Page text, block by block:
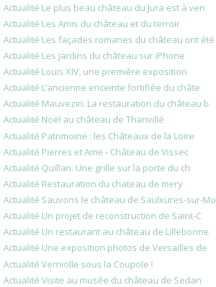
Actualité Le plus beau château du Jura est à ven
Actualité Les Amis du château et du terroir
Actualité Les façades romanes du château ont été
Actualité Les jardins du château sur iPhone
Actualité Louis XIV, une première exposition
Actualité L’ancienne enceinte fortifiée du châte
Actualité Mauvezin. La restauration du château b
Actualité Noël au château de Thanvillé
Actualité Patrimoine : les Châteaux de la Loire
Actualité Pierres et Ame - Château de Vissec
Actualité Quillan. Une grille sur la porte du ch
Actualité Restauration du chateau de mery
Actualité Sauvons le château de Saulxures-sur-Mo
Actualité Un projet de reconstruction de Saint-C
Actualité Un restaurant au château de Lillebonne
Actualité Une exposition photos de Versailles de
Actualité Verniolle sous la Coupole !
Actualité Visite au musée du château de Sedan